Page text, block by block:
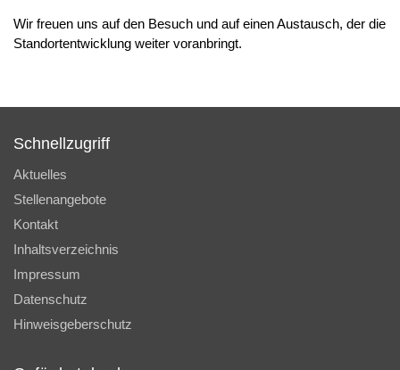
Wir freuen uns auf den Besuch und auf einen Austausch, der die
Standortentwicklung weiter voranbringt.
Schnellzugriff
Aktuelles
Stellenangebote
Kontakt
Inhaltsverzeichnis
Impressum
Datenschutz
Hinweisgeberschutz